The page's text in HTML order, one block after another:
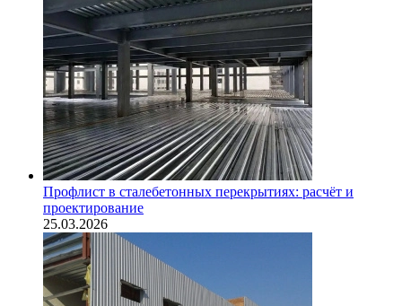
Профлист в сталебетонных перекрытиях: расчёт и
проектирование
25.03.2026